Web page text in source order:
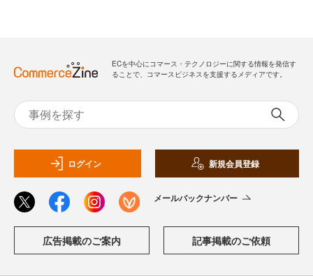
ECを中心にコマース・テクノロジーに関する情報を発信す
ることで、コマースビジネスを支援するメディアです。
ログイン 新規会員登録
メールバックナンバー
広告掲載のご案内 記事掲載のご依頼